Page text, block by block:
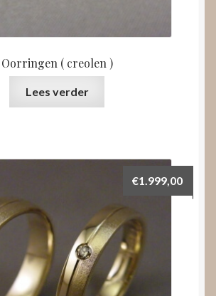
Oorringen ( creolen )
Lees verder
€1.999,00